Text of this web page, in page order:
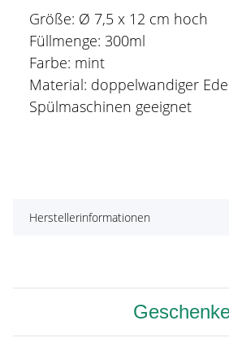
Größe: Ø 7,5 x 12 cm hoch
Füllmenge: 300ml
Farbe: mint
Material: doppelwandiger
Spülmaschinen geeignet
Herstellerinformationen